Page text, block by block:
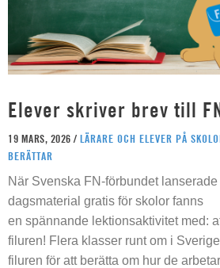
Elever skriver brev till
19 MARS, 2026 / LÄRARE OCH ELEVER PÅ
BERÄTTAR
När Svenska FN-förbundet
dagsmaterial gratis för skolor fanns
en spännande lektionsaktivitet med:
filuren! Flera klasser runt om i
filuren för att berätta om hur de